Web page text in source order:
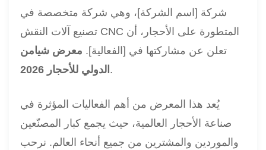
شركة [اسم الشركة]، وهي شركة متخصصة في
تصنيع آلات النقش CNC المتطورة على الأحجار، أن
تعلن عن مشاركتها في [الفعالية]. معرض شيامن
الدولي للأحجار 2026 .
يُعد هذا المعرض من أهم الفعاليات المؤثرة في
صناعة الأحجار العالمية، حيث يجمع كبار المصنّعين
والموردين والمشترين من جميع أنحاء العالم. نرحب